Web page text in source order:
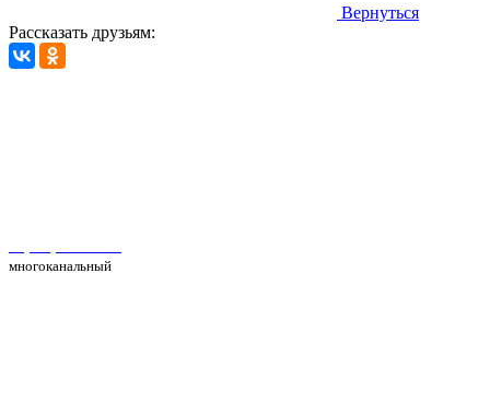
Вернуться
Рассказать друзьям:
многоканальный